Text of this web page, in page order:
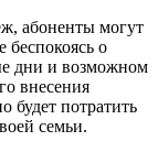
абоненты могут
беспокоясь о
дни и возможном
внесения
будет потратить
семьи.